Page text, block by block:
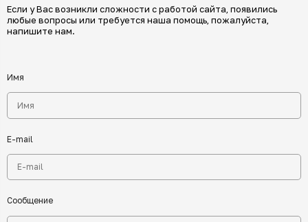
Если у Вас возникли сложности с работой сайта, появились
любые вопросы или требуется наша помощь, пожалуйста,
напишите нам.
Имя
E-mail
Сообщение